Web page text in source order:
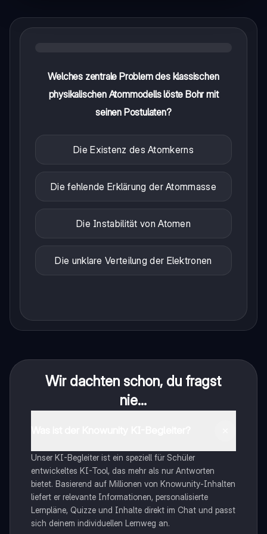
Welches zentrale Problem des klassischen
physikalischen Atommodells löste Bohr mit
seinen Postulaten?
Die Existenz des Atomkerns
Die fehlende Erklärung der Atommasse
Die Instabilität von Atomen
Die unklare Verteilung der Elektronen
Wir dachten schon, du fragst
nie...
Unser KI-Begleiter ist ein speziell für Schüler
entwickeltes KI-Tool, das mehr als nur Antworten
bietet. Basierend auf Millionen von Knowunity-Inhalten
liefert er relevante Informationen, personalisierte
Lernpläne, Quizze und Inhalte direkt im Chat und passt
sich deinem individuellen Lernweg an.